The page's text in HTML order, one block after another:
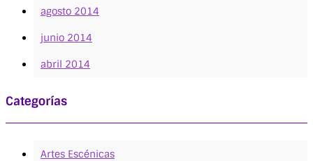
agosto 2014
junio 2014
abril 2014
Categorías
Artes Escénicas